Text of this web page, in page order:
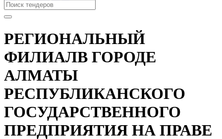
РЕГИОНАЛЬНЫЙ
ФИЛИАЛВ ГОРОДЕ
АЛМАТЫ
РЕСПУБЛИКАНСКОГО
ГОСУДАРСТВЕННОГО
ПРЕДПРИЯТИЯ НА ПРАВЕ